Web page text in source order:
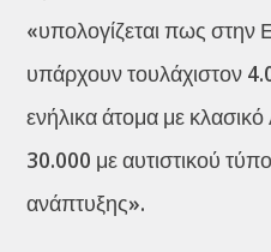
«υπολογίζεται πως στην
υπάρχουν τουλάχιστον
ενήλικα άτομα με
30.000 με αυτιστικού
ανάπτυξης».